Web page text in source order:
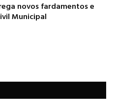
novos fardamentos e
Municipal